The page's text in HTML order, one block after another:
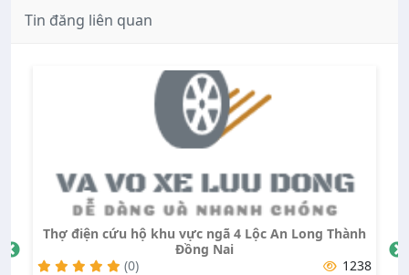
Tin đăng liên quan
Thợ điện cứu hộ khu vực ngã 4 Lộc An Long Thành
Đồng Nai
(0)
1238